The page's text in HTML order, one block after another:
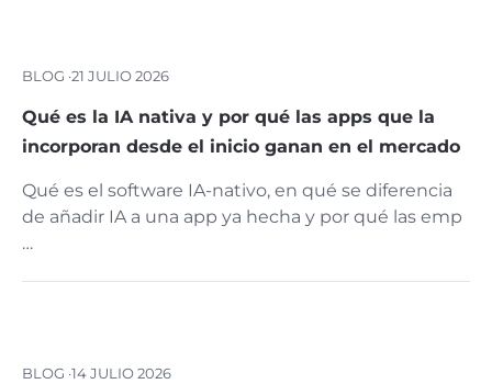
BLOG ·21 JULIO 2026
Qué es la IA nativa y por qué las apps que la
incorporan desde el inicio ganan en el mercado
Qué es el software IA-nativo, en qué se diferencia
de añadir IA a una app ya hecha y por qué las emp
…
BLOG ·14 JULIO 2026